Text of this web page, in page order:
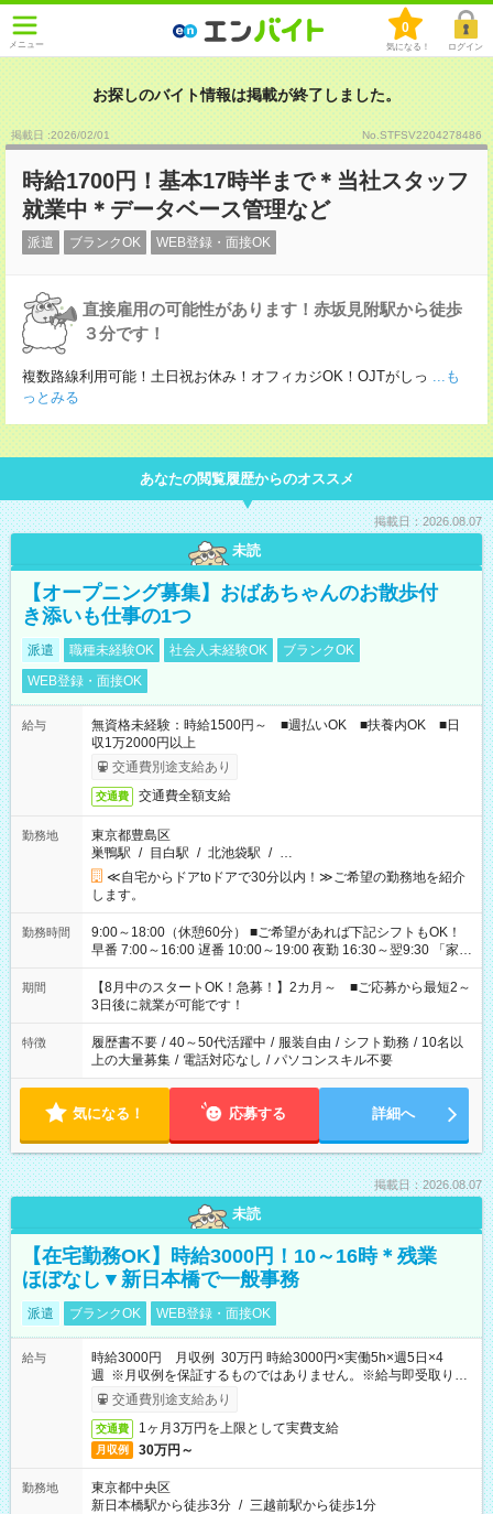
メニュー
0
気になる！ ログイン
お探しのバイト情報は掲載が終了しました。
掲載日 :2026/02/01 No.STFSV2204278486
時給1700円！基本17時半まで＊当社スタッフ
就業中＊データベース管理など
派遣 ブランクOK WEB登録・面接OK
直接雇用の可能性があります！赤坂見附駅から徒歩
３分です！
複数路線利用可能！土日祝お休み！オフィカジOK！OJTがしっ ...も
っとみる
あなたの閲覧履歴からのオススメ
掲載日：2026.08.07
未読
【オープニング募集】おばあちゃんのお散歩付
き添いも仕事の1つ
派遣 職種未経験OK 社会人未経験OK
ブランクOK
WEB登録・面接OK
給与
無資格未経験：時給1500円～ ■週払いOK ■扶養内OK ■日
収1万2000円以上
交通費別途支給あり
交通費 交通費全額支給
勤務地
東京都豊島区
巣鴨駅 / 目白駅 / 北池袋駅 / …
≪自宅からドアtoドアで30分以内！≫ご希望の勤務地を紹介
します。
勤務時間
9:00～18:00（休憩60分） ■ご希望があれば下記シフトもOK！
早番 7:00～16:00 遅番 10:00～19:00 夜勤 16:30～翌9:30 「家族
と休みを合わせたい」 「余裕を持って夕飯の準備がしたい」
「できれば残業はしたくない」 など、ご希望を教えてください
ね。 ※Wワーク希望の方へ 今ご覧のお仕事で希望する勤務時間
と、もう1つのお仕事の勤務時間。 合計で週40時間を超える場
合は応募できません。
期間
【8月中のスタートOK！急募！】2カ月～ ■ご応募から最短2～
3日後に就業が可能です！
特徴 履歴書不要 / 40～50代活躍中 / 服装自由 / シフト勤務 / 10名以
上の大量募集 / 電話対応なし / パソコンスキル不要
気になる！ 応募する 詳細へ
掲載日：2026.08.07
未読
【在宅勤務OK】時給3000円！10～16時＊残業
ほぼなし▼新日本橋で一般事務
派遣 ブランクOK WEB登録・面接OK
給与
時給3000円 月収例 30万円 時給3000円×実働5h×週5日×4
週 ※月収例を保証するものではありません。※給与即受取りサ
ービス利用可（利用条件有）
交通費別途支給あり
交通費 1ヶ月3万円を上限として実費支給
月収例 30万円～
勤務地
東京都中央区
新日本橋駅から徒歩3分 / 三越前駅から徒歩1分